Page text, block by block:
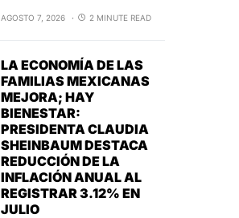
AGOSTO 7, 2026 2 MINUTE READ
LA ECONOMÍA DE LAS
FAMILIAS MEXICANAS
MEJORA; HAY
BIENESTAR:
PRESIDENTA CLAUDIA
SHEINBAUM DESTACA
REDUCCIÓN DE LA
INFLACIÓN ANUAL AL
REGISTRAR 3.12% EN
JULIO